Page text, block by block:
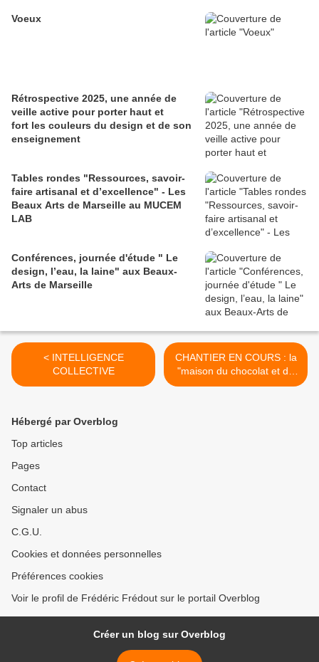
Voeux
Rétrospective 2025, une année de
veille active pour porter haut et
fort les couleurs du design et de son
enseignement
Tables rondes "Ressources, savoir-
faire artisanal et d’excellence" - Les
Beaux Arts de Marseille au MUCEM
LAB
Conférences, journée d'étude " Le
design, l’eau, la laine" aux Beaux-
Arts de Marseille
< INTELLIGENCE
COLLECTIVE
CHANTIER EN COURS : la
"maison du chocolat et du
cacao" à Roquebrune sur
Hébergé par Overblog
Top articles
Pages
Contact
Signaler un abus
C.G.U.
Cookies et données personnelles
Préférences cookies
Voir le profil de Frédéric Frédout sur le portail Overblog
Créer un blog sur Overblog